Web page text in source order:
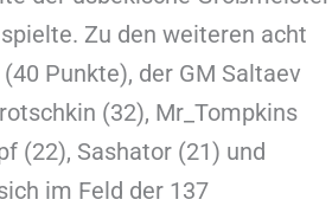
Zu den weiteren acht
Punkte), der GM Saltaev
(32), Mr_Tompkins
(22), Sashator (21) und
im Feld der 137